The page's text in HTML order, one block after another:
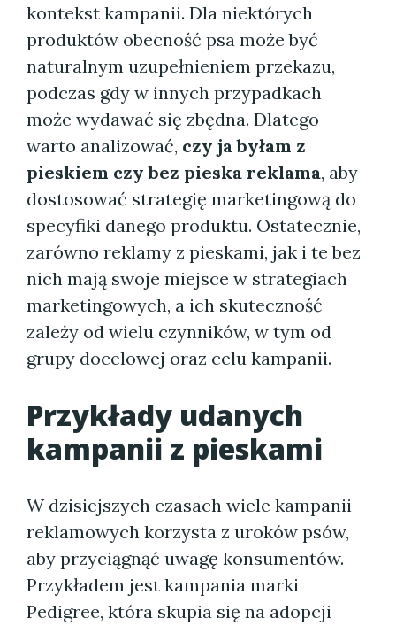
kontekst kampanii. Dla niektórych
produktów obecność psa może być
naturalnym uzupełnieniem przekazu,
podczas gdy w innych przypadkach
może wydawać się zbędna. Dlatego
warto analizować, czy ja byłam z
pieskiem czy bez pieska reklama, aby
dostosować strategię marketingową do
specyfiki danego produktu. Ostatecznie,
zarówno reklamy z pieskami, jak i te bez
nich mają swoje miejsce w strategiach
marketingowych, a ich skuteczność
zależy od wielu czynników, w tym od
grupy docelowej oraz celu kampanii.
Przykłady udanych
kampanii z pieskami
W dzisiejszych czasach wiele kampanii
reklamowych korzysta z uroków psów,
aby przyciągnąć uwagę konsumentów.
Przykładem jest kampania marki
Pedigree, która skupia się na adopcji